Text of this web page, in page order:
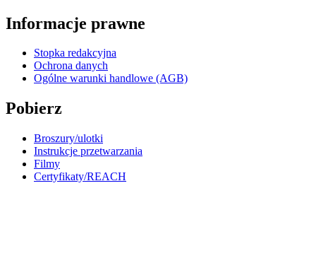
Informacje prawne
Stopka redakcyjna
Ochrona danych
Ogólne warunki handlowe (AGB)
Pobierz
Broszury/ulotki
Instrukcje przetwarzania
Filmy
Certyfikaty/REACH